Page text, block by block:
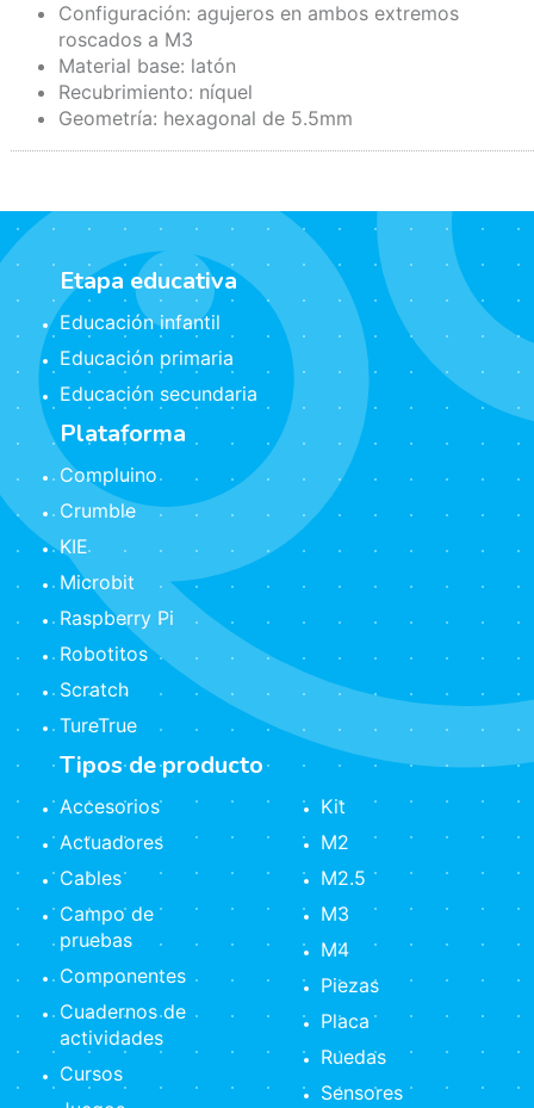
Configuración: agujeros en ambos extremos
roscados a M3
Material base: latón
Recubrimiento: níquel
Geometría: hexagonal de 5.5mm
Etapa educativa
Educación infantil
Educación primaria
Educación secundaria
Plataforma
Compluino
Crumble
KIE
Microbit
Raspberry Pi
Robotitos
Scratch
TureTrue
Tipos de producto
Accesorios
Actuadores
Cables
Campo de
pruebas
Componentes
Cuadernos de
actividades
Cursos
Kit
M2
M2.5
M3
M4
Piezas
Placa
Ruedas
Sensores